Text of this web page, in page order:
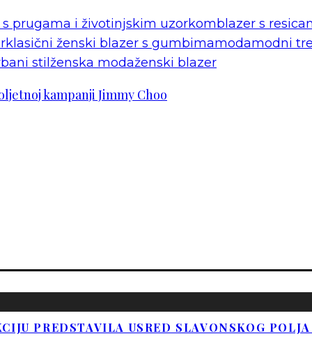
s prugama i životinjskim uzorkomblazer s
klasični ženski blazer s gumbimamodamodni
stil ženska modaženski blazer
kampanji Jimmy Choo
PREDSTAVILA USRED SLAVONSKOG